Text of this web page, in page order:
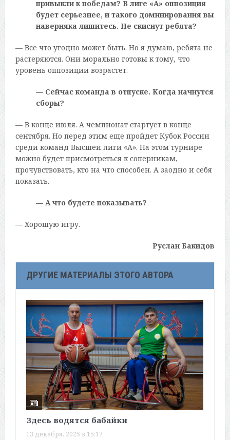
привыкли к победам? В лиге «А» оппозиция
будет серьезнее, и такого доминирования вы
наверняка лишитесь. Не скиснут ребята?
— Все что угодно может быть. Но я думаю, ребята не
растеряются. Они морально готовы к тому, что
уровень оппозиции возрастет.
— Сейчас команда в отпуске. Когда начнутся
сборы?
— В конце июля. А чемпионат стартует в конце
сентября. Но перед этим еще пройдет Кубок России
среди команд Высшей лиги «А». На этом турнире
можно будет присмотреться к соперникам,
прочувствовать, кто на что способен. А заодно и себя
показать.
— А что будете показывать?
— Хорошую игру.
Руслан Бакидов
ДРУГИЕ МАТЕРИАЛЫ ЭТОГО АВТОРА
Здесь водятся бабайки
13 декабря, 2025 в 15:17